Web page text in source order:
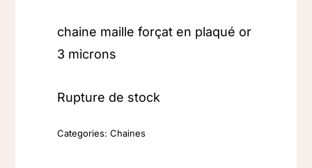
chaine maille forçat en plaqué or
3 microns
Rupture de stock
Categories:Chaines